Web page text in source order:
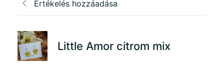
Értékelés hozzáadása
Little Amor citrom mix